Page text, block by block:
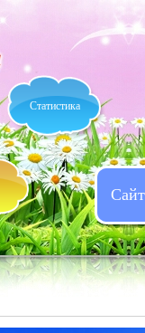
Статистика